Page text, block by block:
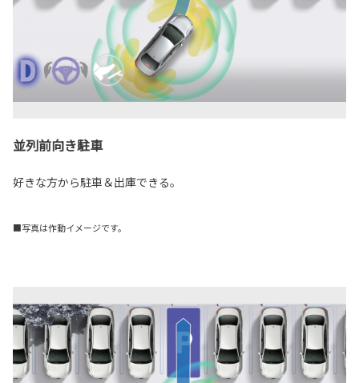
並列前向き駐車
好きな方から駐車＆出庫できる。
■写真は作動イメージです。